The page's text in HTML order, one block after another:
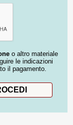
o altro materiale
le indicazioni
il pagamento.